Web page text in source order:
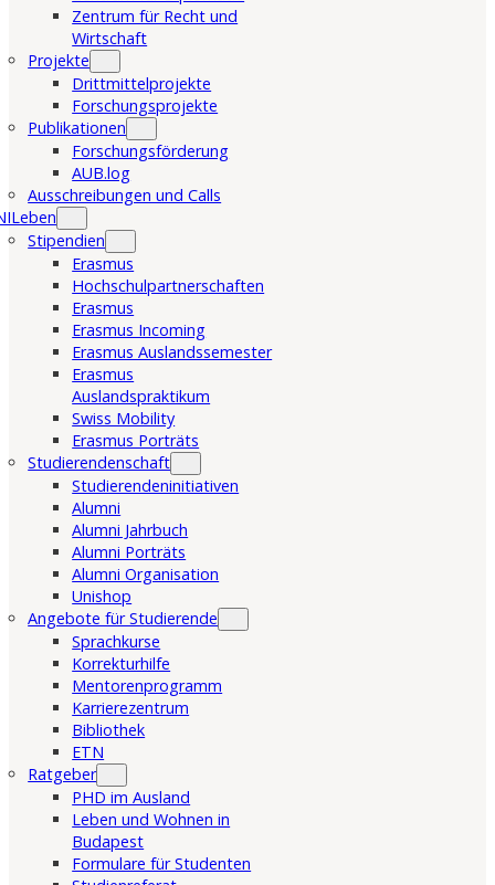
Zentrum für Recht und
Wirtschaft
Projekte
Drittmittelprojekte
Forschungsprojekte
Publikationen
Forschungsförderung
AUB.log
Ausschreibungen und Calls
Stipendien
Erasmus
Hochschulpartnerschaften
Erasmus
Erasmus Incoming
Erasmus Auslandssemester
Erasmus
Auslandspraktikum
Swiss Mobility
Erasmus Porträts
Studierendenschaft
Studierendeninitiativen
Alumni
Alumni Jahrbuch
Alumni Porträts
Alumni Organisation
Unishop
Angebote für Studierende
Sprachkurse
Korrekturhilfe
Mentorenprogramm
Karrierezentrum
Bibliothek
ETN
Ratgeber
PHD im Ausland
Leben und Wohnen in
Budapest
Formulare für Studenten